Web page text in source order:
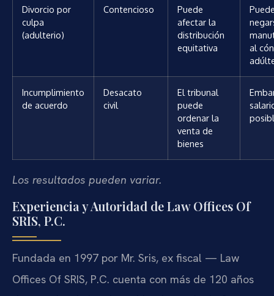
Divorcio por
culpa
(adulterio)
Contencioso
Puede
afectar la
distribución
equitativa
al
Incumplimiento
de acuerdo
Desacato
civil
El tribunal
puede
ordenar la
venta de
bienes
Los resultados pueden variar.
Experiencia y Autoridad de Law Offices Of
SRIS, P.C.
Fundada en 1997 por Mr. Sris, ex fiscal — Law
Offices Of SRIS, P.C. cuenta con más de 120 años